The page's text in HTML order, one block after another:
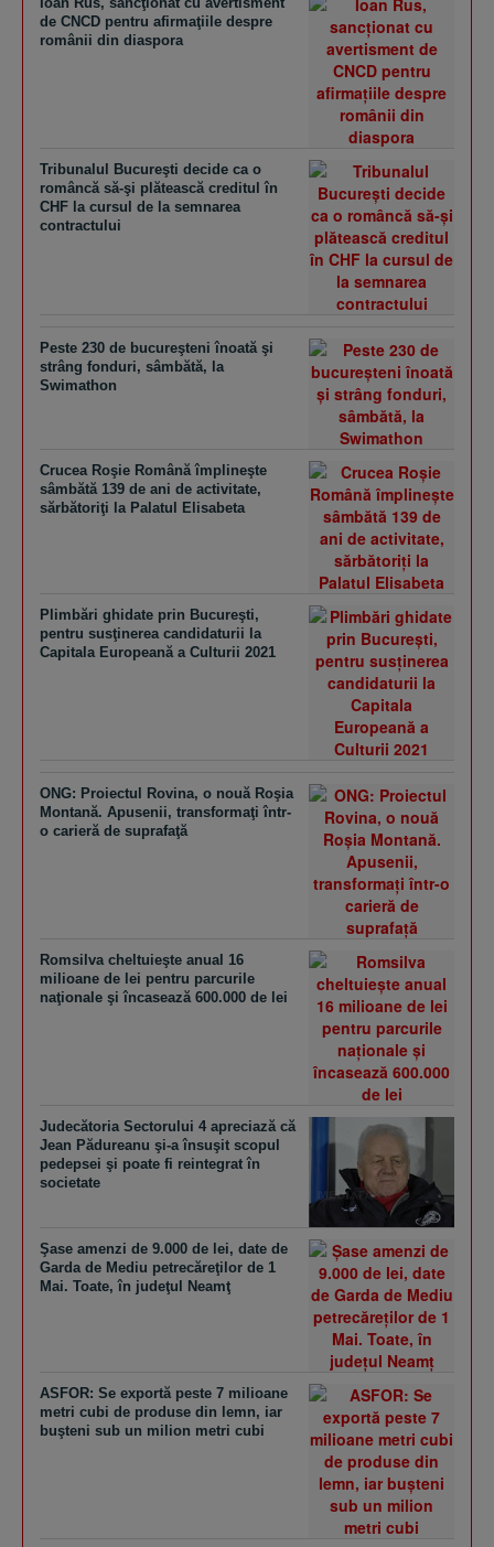
de CNCD pentru afirmaţiile despre
românii din diaspora
Tribunalul Bucureşti decide ca o
româncă să-şi plătească creditul în
CHF la cursul de la semnarea
contractului
Peste 230 de bucureşteni înoată şi
strâng fonduri, sâmbătă, la
Swimathon
Crucea Roşie Română împlineşte
sâmbătă 139 de ani de activitate,
sărbătoriţi la Palatul Elisabeta
Plimbări ghidate prin Bucureşti,
pentru susţinerea candidaturii la
Capitala Europeană a Culturii 2021
ONG: Proiectul Rovina, o nouă Roşia
Montană. Apusenii, transformaţi într-
o carieră de suprafaţă
Romsilva cheltuieşte anual 16
milioane de lei pentru parcurile
naţionale şi încasează 600.000 de lei
Judecătoria Sectorului 4 apreciază că
Jean Pădureanu şi-a însuşit scopul
pedepsei şi poate fi reintegrat în
societate
Şase amenzi de 9.000 de lei, date de
Garda de Mediu petrecăreţilor de 1
Mai. Toate, în judeţul Neamţ
ASFOR: Se exportă peste 7 milioane
metri cubi de produse din lemn, iar
buşteni sub un milion metri cubi